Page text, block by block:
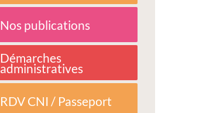
Nos publications
Démarches
administratives
RDV CNI / Passeport